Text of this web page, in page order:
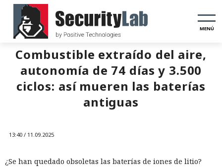
MENÚ
Combustible extraído del aire,
autonomía de 74 días y 3.500
ciclos: así mueren las baterías
antiguas
13:40 / 11.09.2025
¿Se han quedado obsoletas las baterías de iones de litio?